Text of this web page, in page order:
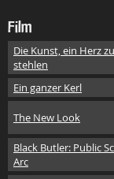
Film
Die Kunst, ein Herz zu
stehlen
Ein ganzer Kerl
The New Look
Black Butler: Public
Arc